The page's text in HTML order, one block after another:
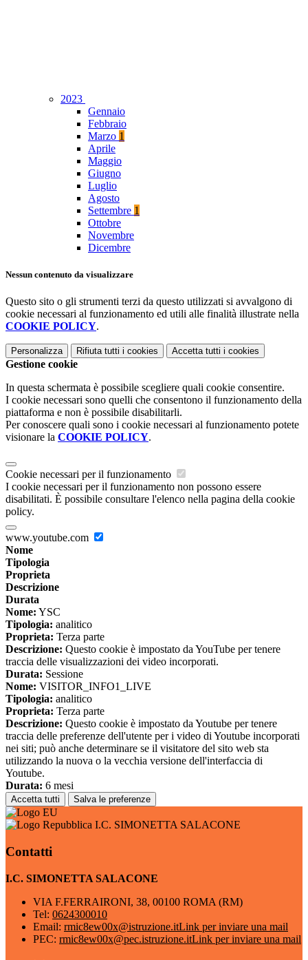
2023
Gennaio
Febbraio
Marzo 1
Aprile
Maggio
Giugno
Luglio
Agosto
Settembre 1
Ottobre
Novembre
Dicembre
Nessun contenuto da visualizzare
Questo sito o gli strumenti terzi da questo utilizzati si avvalgono di
cookie necessari al funzionamento ed utili alle finalità illustrate nella
COOKIE POLICY.
Personalizza Rifiuta tutti i cookies Accetta tutti i cookies
Gestione cookie
In questa schermata è possibile scegliere quali cookie consentire.
I cookie necessari sono quelli che consentono il funzionamento della
piattaforma e non è possibile disabilitarli.
Per conoscere quali sono i cookie necessari al funzionamento potete
visionare la COOKIE POLICY.
Cookie necessari per il funzionamento
I cookie necessari per il funzionamento non possono essere
disabilitati. È possibile consultare l'elenco nella pagina della cookie
policy.
www.youtube.com
Nome
Tipologia
Proprieta
Descrizione
Durata
Nome: YSC
Tipologia: analitico
Proprieta: Terza parte
Descrizione: Questo cookie è impostato da YouTube per tenere
traccia delle visualizzazioni dei video incorporati.
Durata: Sessione
Nome: VISITOR_INFO1_LIVE
Tipologia: analitico
Proprieta: Terza parte
Descrizione: Questo cookie è impostato da Youtube per tenere
traccia delle preferenze dell'utente per i video di Youtube incorporati
nei siti; può anche determinare se il visitatore del sito web sta
utilizzando la nuova o la vecchia versione dell'interfaccia di
Youtube.
Durata: 6 mesi
Accetta tutti Salva le preferenze
I.C. SIMONETTA SALACONE
Contatti
I.C. SIMONETTA SALACONE
VIA F.FERRAIRONI, 38, 00100 ROMA (RM)
Tel: 0624300010
Email: rmic8ew00x@istruzione.itLink per inviare una mail
PEC: rmic8ew00x@pec.istruzione.itLink per inviare una mail